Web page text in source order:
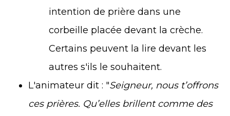
intention de prière dans une
corbeille placée devant la crèche.
Certains peuvent la lire devant les
autres s'ils le souhaitent.
L'animateur dit : "Seigneur, nous t’offrons
ces prières. Qu’elles brillent comme des